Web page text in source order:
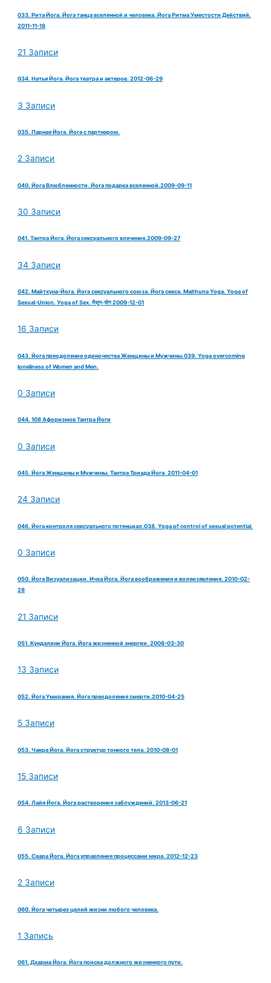
033. Рита Йога. Йога танца вселенной и человека. Йога Ритма Уместости Действий.
2011-11-18
21 Записи
034. Натья Йога. Йога театра и актеров. 2012-06-29
3 Записи
035. Парная Йога. Йога с партнером.
2 Записи
040. Йога Влюбленности. Йога подарка вселенной.2009-09-11
30 Записи
041. Тантра Йога. Йога сексуального влечения.2009-09-27
34 Записи
042. Майтхуна-Йога. Йога сексуального союза. Йога секса. Maithuna Yoga. Yoga of
Sexual-Union. Yoga of Sex. मैथुन-योग 2009-12-01
16 Записи
043. Йога преодоление одиночества Женщины и Мужчины.039. Yoga overcoming
loneliness of Women and Men.
0 Записи
044. 108 Афоризмов Тантра Йоги
0 Записи
045. Йога Женщины и Мужчины. Тантра Триада Йога. 2011-04-01
24 Записи
046. Йога контроля сексуального потенциал.038. Yoga of control of sexual potential.
0 Записи
050. Йога Визуализации. Ичха Йога. Йога воображения и волеизявления. 2010-02-
28
21 Записи
051. Кундалини Йога. Йога жизненной энергии. 2008-03-30
13 Записи
052. Йога Умирания. Йога преодоления смерти.2010-04-25
5 Записи
053. Чакра Йога. Йога структур тонкого тела. 2010-08-01
15 Записи
054. Лайя Йога. Йога растворения заблуждений. 2013-06-21
6 Записи
055. Свара Йога. Йога управления процессами мира. 2012-12-23
2 Записи
060. Йога четырех целий жизни любого человека.
1 Запись
061. Дхарма Йога. Йога поиска должного жизненного пути.